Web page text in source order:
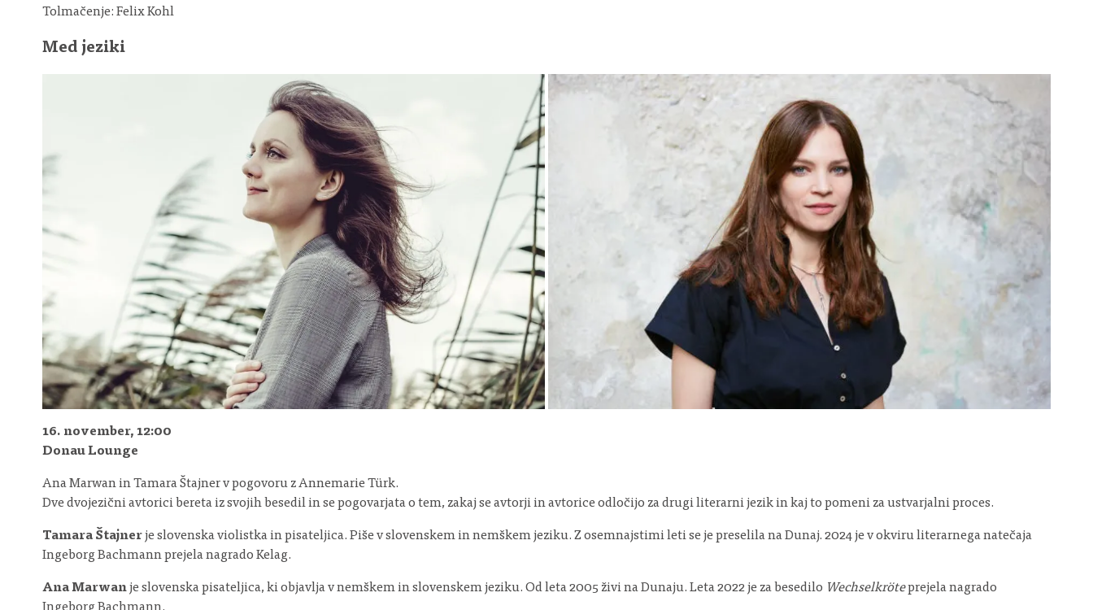
Tolmačenje: Felix Kohl
Med jeziki
16. november, 12:00
Donau Lounge
Ana Marwan in Tamara Štajner v pogovoru z Annemarie Türk.
Dve dvojezični avtorici bereta iz svojih besedil in se pogovarjata o tem, zakaj se avtorji in avtorice odločijo za drugi literarni jezik in kaj to pomeni za ustvarjalni proces.
Tamara Štajnerje slovenska violistka in pisateljica. Piše v slovenskem in nemškem jeziku. Z osemnajstimi leti se je preselila na Dunaj. 2024 je v okviru literarnega natečaja
Ingeborg Bachmann prejela nagrado Kelag.
Ana Marwanje slovenska pisateljica, ki objavlja v nemškem in slovenskem jeziku. Od leta 2005 živi na Dunaju. Leta 2022 je za besedilo Wechselkröteprejela nagrado